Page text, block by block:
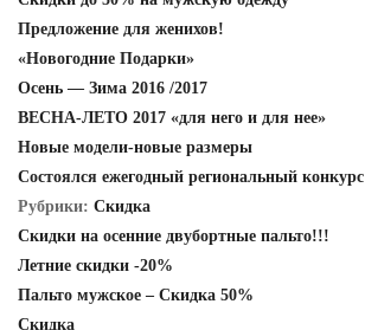
Предложение для женихов!
«Новогодние Подарки»
Осень — Зима 2016 /2017
ВЕСНА-ЛЕТО 2017 «для него и для нее»
Новые модели-новые размеры
Состоялся ежегодный региональный конкурс
Рубрики: Скидка
Скидки на осенние двубортные пальто!!!
Летние скидки -20%
Пальто мужское – Скидка 50%
Скидка